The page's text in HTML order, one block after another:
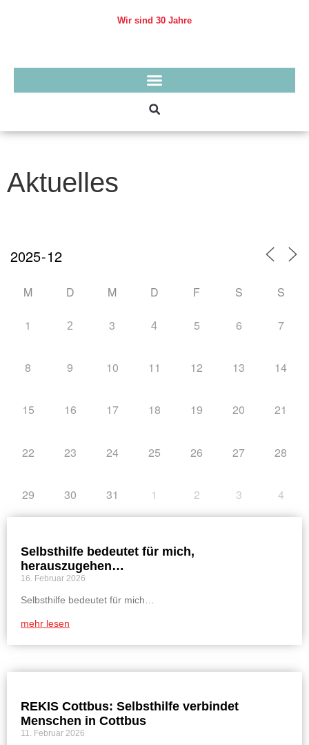
Wir sind 30 Jahre
Aktuelles
M D M D F S S
1 2 3 4 5 6 7
8 9 10 11 12 13 14
15 16 17 18 19 20 21
22 23 24 25 26 27 28
29 30 31 1 2 3 4
Selbsthilfe bedeutet für mich,
herauszugehen…
16. Februar 2026
Selbsthilfe bedeutet für mich…
mehr lesen
REKIS Cottbus: Selbsthilfe verbindet
Menschen in Cottbus
11. Februar 2026